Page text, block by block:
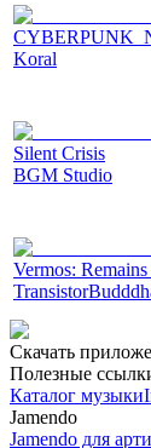
Koral
Silent Crisis
BGM Studio
Vermos:
Скачать
Полезные
Каталог музыки
Jamendo
Jamendo для